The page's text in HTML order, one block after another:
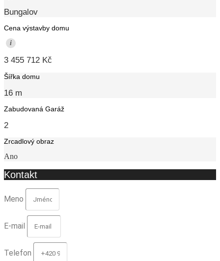
Bungalov
Cena výstavby domu
i
3 455 712 Kč
Šířka domu
16 m
Zabudovaná Garáž
2
Zrcadlový obraz
Ano
Kontakt
Meno
E-mail
Telefon